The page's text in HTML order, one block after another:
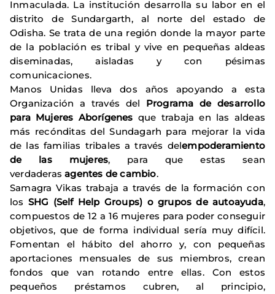
Inmaculada. La institución desarrolla su labor en el
distrito de Sundargarth, al norte del estado de
Odisha. Se trata de una región donde la mayor parte
de la población es tribal y vive en pequeñas aldeas
diseminadas, aisladas y con pésimas
comunicaciones.
Manos Unidas lleva dos años apoyando a esta
Organización a través del Programa de desarrollo
para Mujeres Aborígenes que trabaja en las aldeas
más recónditas del Sundagarh para mejorar la vida
de las familias tribales a través delempoderamiento
de las mujeres, para que estas sean
verdaderasagentes de cambio.
Samagra Vikas trabaja a través de la formación con
los SHG (Self Help Groups) o grupos de autoayuda,
compuestos de 12 a 16 mujeres para poder conseguir
objetivos, que de forma individual sería muy difícil.
Fomentan el hábito del ahorro y, con pequeñas
aportaciones mensuales de sus miembros, crean
fondos que van rotando entre ellas. Con estos
pequeños préstamos cubren, al principio,